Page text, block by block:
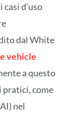
d’uso
dal White
vehicle
a questo
pratici, come
nel